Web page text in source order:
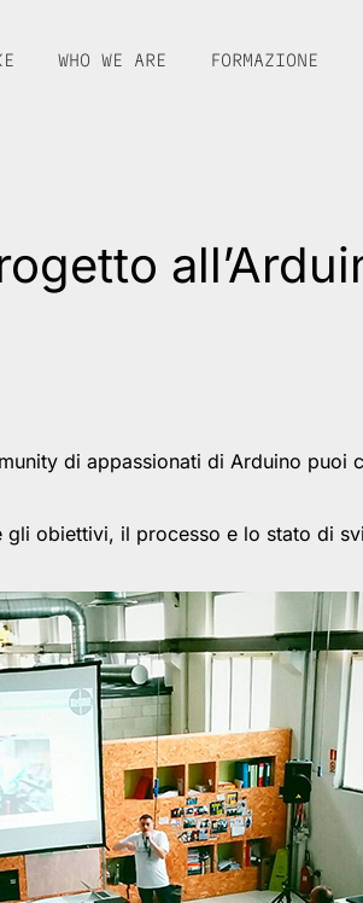
WHO WE ARE FORMAZIONE
di appassionati di Arduino puoi
gli obiettivi, il processo e lo stato di